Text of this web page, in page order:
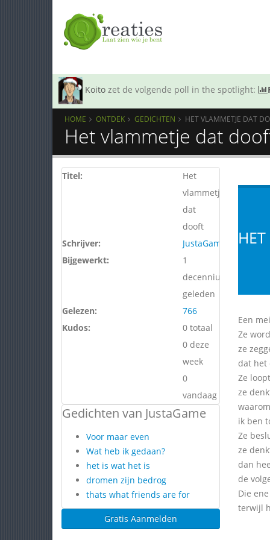
Koito zet de volgende poll in the spotlight:
HOME ONTDEK GEDICHTEN HET VLAMMETJE DAT
Het vlammetje dat
Titel:
Het
vlammetje
dat
dooft
Schrijver:
JustaGame
Bijgewerkt:
1
decennium
geleden
Gelezen:
766
Kudos:
0 totaal
0 deze
week
0
vandaag
Gedichten van JustaGame
Voor maar even
Wat heb ik gedaan?
het is wat het is
dromen zijn bedrog
thats what friends are for
Gratis Aanmelden
Een
Ze
ze
dat het
Ze
ze
ik ben
Ze
ze
dan
de
Die
terwijl